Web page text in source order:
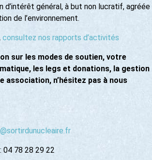
d’intérêt général, à but non lucratif, agréée
de l’environnement.
consultez nos rapports d’activités
sur les modes de soutien, votre
les legs et donations, la gestion
association, n’hésitez pas à nous
04 78 28 29 22